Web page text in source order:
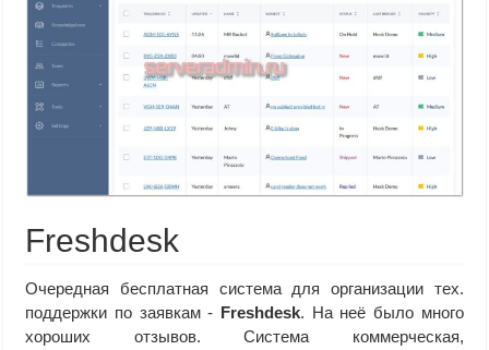
Freshdesk
Очередная бесплатная система для организации тех.
поддержки по заявкам - Freshdesk. На неё было много
хороших отзывов. Система коммерческая,